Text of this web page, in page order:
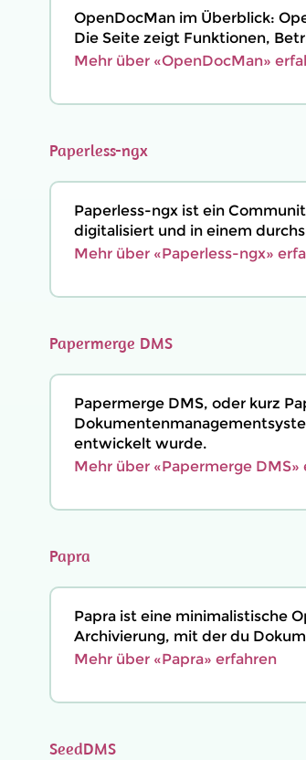
OpenDocMan im Überblick:
Die Seite zeigt Funktionen,
Mehr über «OpenDocMan»
Paperless-ngx
Paperless-ngx ist ein
digitalisiert und in einem
Mehr über «Paperless-ngx»
Papermerge DMS
Papermerge DMS, oder kurz
entwickelt wurde.
Mehr über «Papermerge DMS»
Papra
Papra ist eine minimalistische
Archivierung, mit der du
Mehr über «Papra» erfahren
SeedDMS